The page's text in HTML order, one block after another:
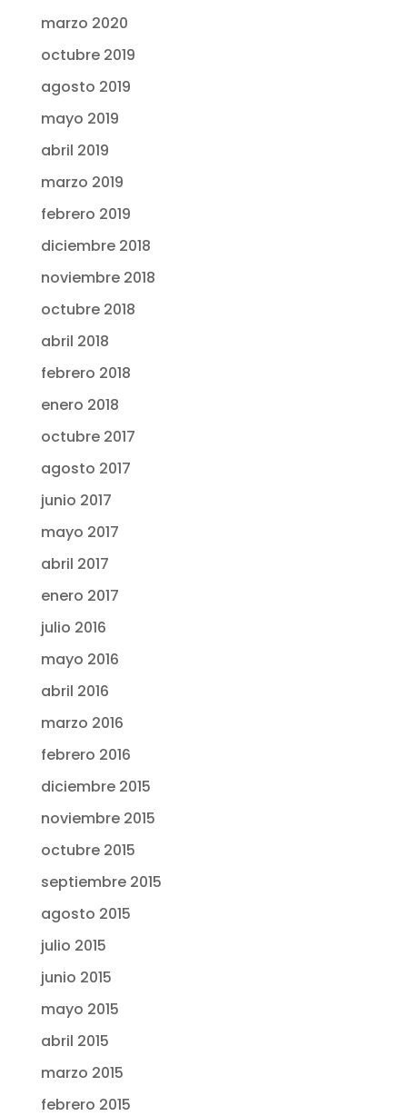
marzo 2020
octubre 2019
agosto 2019
mayo 2019
abril 2019
marzo 2019
febrero 2019
diciembre 2018
noviembre 2018
octubre 2018
abril 2018
febrero 2018
enero 2018
octubre 2017
agosto 2017
junio 2017
mayo 2017
abril 2017
enero 2017
julio 2016
mayo 2016
abril 2016
marzo 2016
febrero 2016
diciembre 2015
noviembre 2015
octubre 2015
septiembre 2015
agosto 2015
julio 2015
junio 2015
mayo 2015
abril 2015
marzo 2015
febrero 2015